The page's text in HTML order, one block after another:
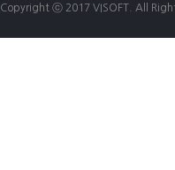
Copyright ⓒ 2017 VISOFT. All